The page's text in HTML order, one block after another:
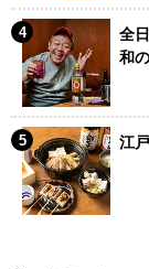
全
和
江